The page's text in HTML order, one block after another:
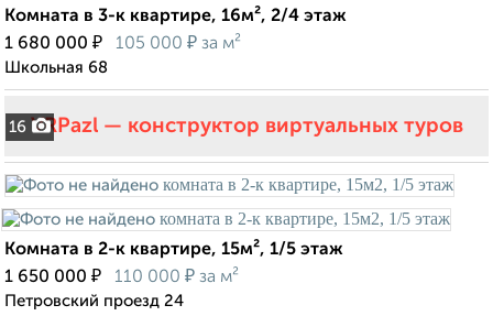
16
Комната в 3-к квартире, 16м², 2/4 этаж
1 680 000 ₽ 105 000 ₽ за м²
Школьная 68
VRPazl — конструктор виртуальных туров
Комната в 2-к квартире, 15м², 1/5 этаж
1 650 000 ₽ 110 000 ₽ за м²
Петровский проезд 24